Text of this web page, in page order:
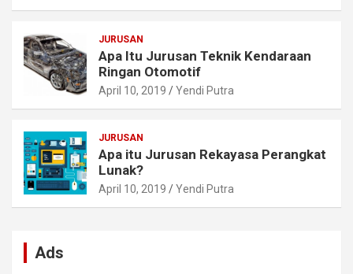
JURUSAN
Apa Itu Jurusan Teknik Kendaraan
Ringan Otomotif
April 10, 2019 Yendi Putra
JURUSAN
Apa itu Jurusan Rekayasa Perangkat
Lunak?
April 10, 2019 Yendi Putra
Ads